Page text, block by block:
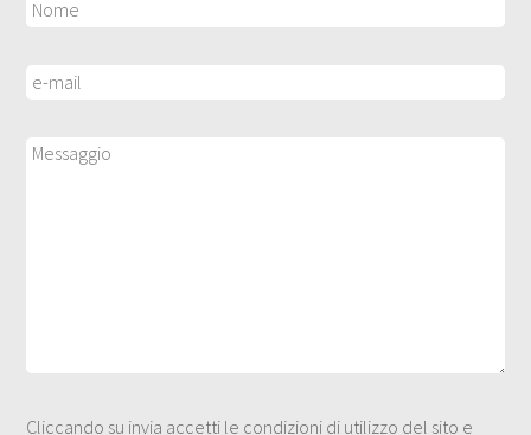
Cliccando su invia accetti le condizioni di utilizzo del sito e